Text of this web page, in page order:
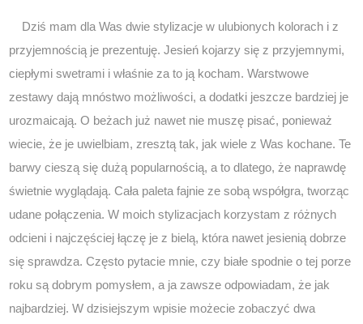
Dziś mam dla Was dwie stylizacje w ulubionych kolorach i z
przyjemnością je prezentuję. Jesień kojarzy się z przyjemnymi,
ciepłymi swetrami i właśnie za to ją kocham. Warstwowe
zestawy dają mnóstwo możliwości, a dodatki jeszcze bardziej je
urozmaicają. O beżach już nawet nie muszę pisać, ponieważ
wiecie, że je uwielbiam, zresztą tak, jak wiele z Was kochane. Te
barwy cieszą się dużą popularnością, a to dlatego, że naprawdę
świetnie wyglądają. Cała paleta fajnie ze sobą współgra, tworząc
udane połączenia. W moich stylizacjach korzystam z różnych
odcieni i najczęściej łączę je z bielą, która nawet jesienią dobrze
się sprawdza. Często pytacie mnie, czy białe spodnie o tej porze
roku są dobrym pomysłem, a ja zawsze odpowiadam, że jak
najbardziej. W dzisiejszym wpisie możecie zobaczyć dwa